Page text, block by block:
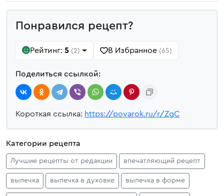
Понравился рецепт?
Рейтинг: 5 (2) В Избранное (65)
Поделиться ссылкой:
Короткая ссылка: https://povarok.ru/r/ZgC
Категории рецепта
Лучшие рецепты от редакции впечатляющий рецепт
выпечка выпечка в духовке выпечка в форме